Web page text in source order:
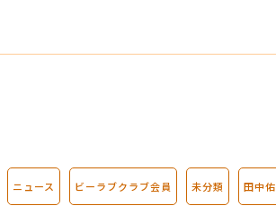
ニュース ビーラブクラブ会員 未分類 田中